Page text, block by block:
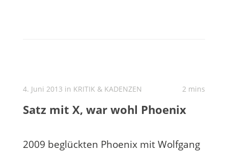
4. Juni 2013 in KRITIK & KADENZEN 2 mins
Satz mit X, war wohl Phoenix
2009 beglückten Phoenix mit Wolfgang